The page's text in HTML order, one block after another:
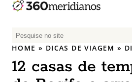
P
e
q
HOME » DICAS DE VIAGEM »
12 casas de